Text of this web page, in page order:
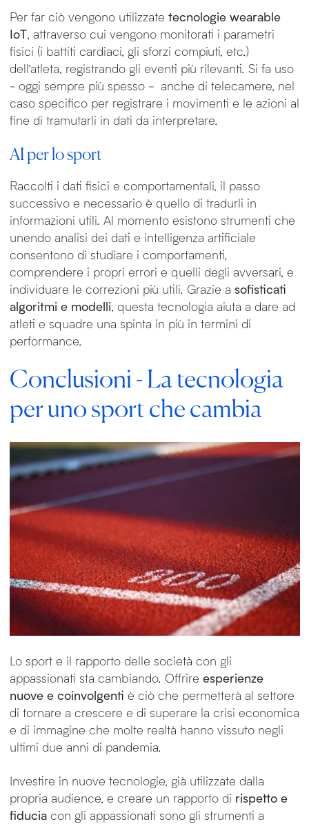
Per far ciò vengono utilizzate tecnologie wearable
IoT, attraverso cui vengono monitorati i parametri
fisici (i battiti cardiaci, gli sforzi compiuti, etc.)
dell’atleta, registrando gli eventi più rilevanti. Si fa uso
- oggi sempre più spesso - anche di telecamere, nel
caso specifico per registrare i movimenti e le azioni al
fine di tramutarli in dati da interpretare.
AI per lo sport
Raccolti i dati fisici e comportamentali, il passo
successivo e necessario è quello di tradurli in
informazioni utili. Al momento esistono strumenti che
unendo analisi dei dati e intelligenza artificiale
consentono di studiare i comportamenti,
comprendere i propri errori e quelli degli avversari, e
individuare le correzioni più utili. Grazie a sofisticati
algoritmi e modelli, questa tecnologia aiuta a dare ad
atleti e squadre una spinta in più in termini di
performance.
Conclusioni - La tecnologia
per uno sport che cambia
Lo sport e il rapporto delle società con gli
appassionati sta cambiando. Offrire esperienze
nuove e coinvolgenti è ciò che permetterà al settore
di tornare a crescere e di superare la crisi economica
e di immagine che molte realtà hanno vissuto negli
ultimi due anni di pandemia.
Investire in nuove tecnologie, già utilizzate dalla
propria audience, e creare un rapporto di rispetto e
fiduciacon gli appassionati sono gli strumenti a